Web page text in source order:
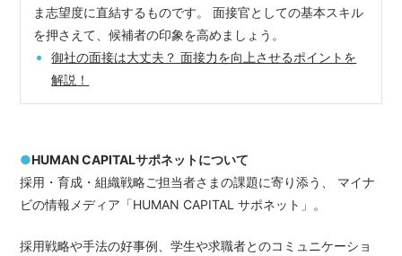
ま志望度に直結するものです。 面接官としての基本スキル
を押さえて、候補者の印象を高めましょう。
御社の面接は大丈夫？ 面接力を向上させるポイントを
解説！
●HUMAN CAPITALサポネットについて
採用・育成・組織戦略ご担当者さまの課題に寄り添う、 マイナ
ビの情報メディア「HUMAN CAPITAL サポネット」。
採用戦略や手法の好事例、学生や求職者とのコミュニケーショ